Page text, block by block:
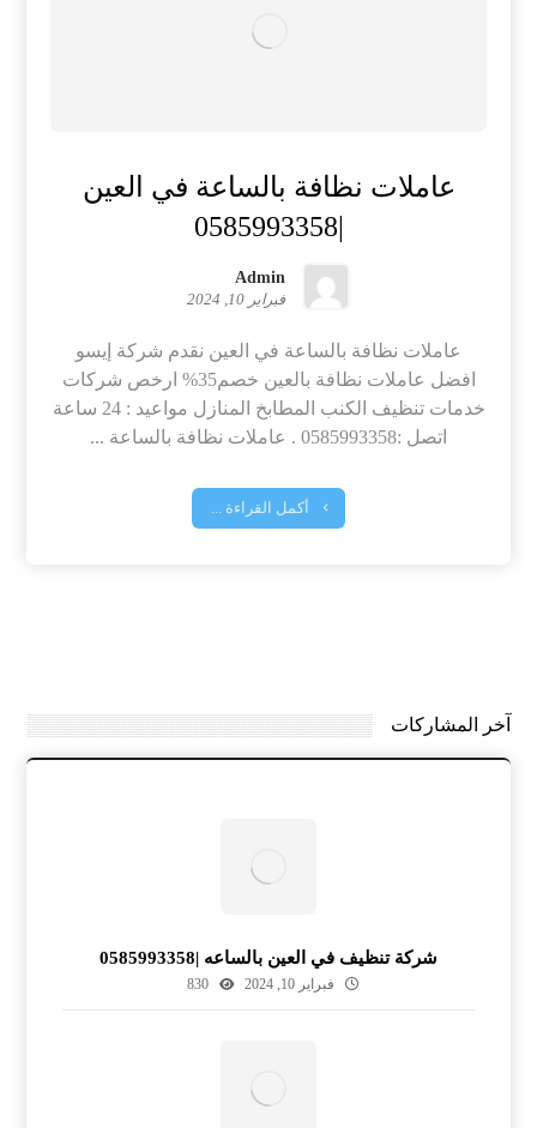
عاملات نظافة بالساعة في العين
Admin
فبراير 10, 2024
عاملات نظافة بالساعة في العين نقدم شركة إيسو
افضل عاملات نظافة بالعين خصم35% ارخص شركات
خدمات تنظيف الكنب المطابخ المنازل مواعيد : 24 ساعة
اتصل :0585993358 . عاملات نظافة بالساعة ...
أكمل القراءة ...
آخر المشاركات
شركة تنظيف في العين بالساعه |0585993358
فبراير 10, 2024 830